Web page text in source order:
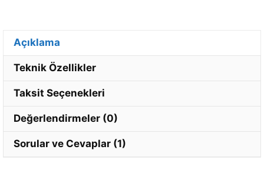
Açıklama
Teknik Özellikler
Taksit Seçenekleri
Değerlendirmeler (0)
Sorular ve Cevaplar (1)